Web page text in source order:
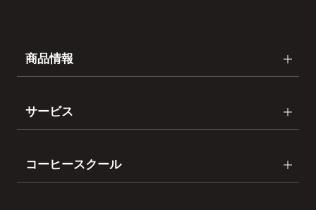
商品情報
サービス
コーヒースクール